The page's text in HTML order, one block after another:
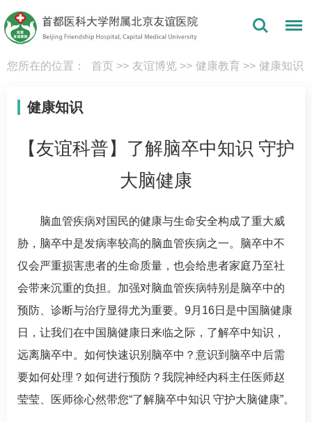
您所在的位置： 首页 >> 友谊博览 >> 健康教育 >> 健康知识
健康知识
【友谊科普】了解脑卒中知识 守护
大脑健康
脑血管疾病对国民的健康与生命安全构成了重大威
胁，脑卒中是发病率较高的脑血管疾病之一。脑卒中不
仅会严重损害患者的生命质量，也会给患者家庭乃至社
会带来沉重的负担。加强对脑血管疾病特别是脑卒中的
预防、诊断与治疗显得尤为重要。9月16日是中国脑健康
日，让我们在中国脑健康日来临之际，了解卒中知识，
远离脑卒中。如何快速识别脑卒中？意识到脑卒中后需
要如何处理？如何进行预防？我院神经内科主任医师赵
莹莹 、医师徐心然带您“了解脑卒中知识 守护大脑健康”。